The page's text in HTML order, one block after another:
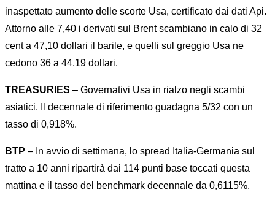
inaspettato aumento delle scorte Usa, certificato dai dati Api.
Attorno alle 7,40 i derivati sul Brent scambiano in calo di 32
cent a 47,10 dollari il barile, e quelli sul greggio Usa ne
cedono 36 a 44,19 dollari.
TREASURIES – Governativi Usa in rialzo negli scambi
asiatici. Il decennale di riferimento guadagna 5/32 con un
tasso di 0,918%.
BTP – In avvio di settimana, lo spread Italia-Germania sul
tratto a 10 anni ripartirà dai 114 punti base toccati questa
mattina e il tasso del benchmark decennale da 0,6115%.